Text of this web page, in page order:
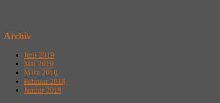
Archiv
Juni 2019
Mai 2019
März 2018
Februar 2018
Januar 2018